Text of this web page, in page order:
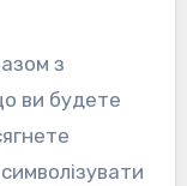
з
ви будете